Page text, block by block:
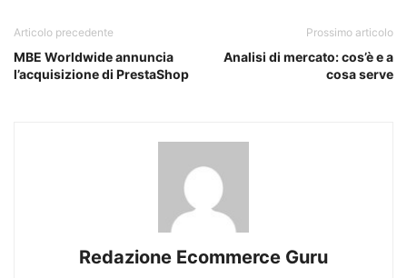
Articolo precedente
MBE Worldwide annuncia
l’acquisizione di PrestaShop
Prossimo articolo
Analisi di mercato: cos’è e a
cosa serve
Redazione Ecommerce Guru